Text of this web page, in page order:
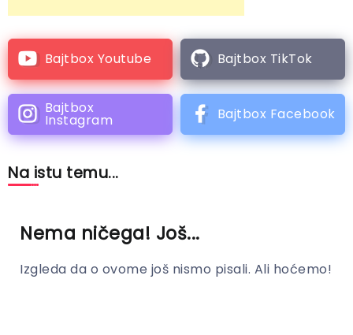
Bajtbox Youtube Bajtbox TikTok
Bajtbox
Instagram Bajtbox Facebook
Na istu temu...
Nema ničega! Još...
Izgleda da o ovome još nismo pisali. Ali hoćemo!